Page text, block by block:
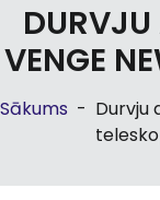
VENGE
Sākums - Durvju